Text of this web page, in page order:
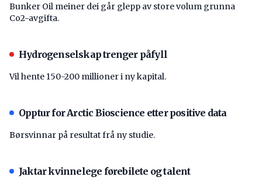
Bunker Oil meiner dei går glepp av store volum grunna
Co2-avgifta.
Hydrogenselskap trenger påfyll
Vil hente 150-200 millioner i ny kapital.
Opptur for Arctic Bioscience etter positive data
Børsvinnar på resultat frå ny studie.
Jaktar kvinnelege førebilete og talent